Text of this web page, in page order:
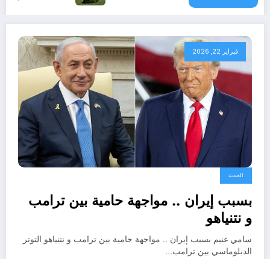
فبراير 22, 2026
الحدث
بسبب إيران .. مواجهة حامية بين ترامب
و نتنياهو
سامي غنيم بسبب إيران .. مواجهة حامية بين ترامب و نتنياهو التوتر
الدبلوماسي بين ترامب…